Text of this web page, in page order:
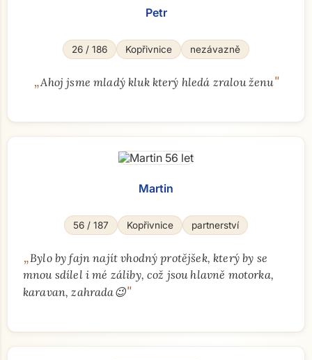
Petr
26 / 186 Kopřivnice nezávazně
„Ahoj jsme mladý kluk který hledá zralou ženu"
Martin
56 / 187 Kopřivnice partnerství
„Bylo by fajn najít vhodný protějšek, který by se
mnou sdílel i mé záliby, což jsou hlavně motorka,
karavan, zahrada😉"